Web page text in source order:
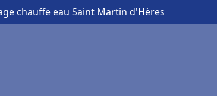
chauffe eau Saint Martin d'Hères